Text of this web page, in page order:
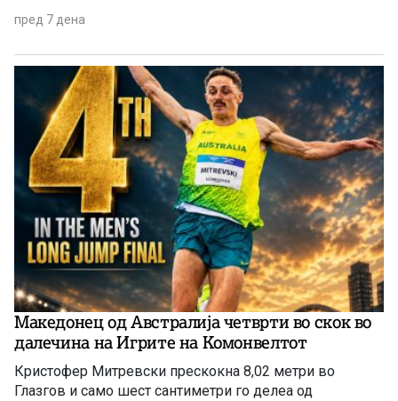
пред 7 дена
Македонец од Австралија четврти во скок во
далечина на Игрите на Комонвелтот
Кристофер Митревски прескокна 8,02 метри во
Глазгов и само шест сантиметри го делеа од